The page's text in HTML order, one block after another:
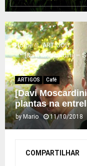
Home
ARTIGOS
[Davi Moscardini] –
cafeeiro
ARTIGOS Café
[Davi
plantas na
by Mario 11/10/2018
COMPARTILHAR